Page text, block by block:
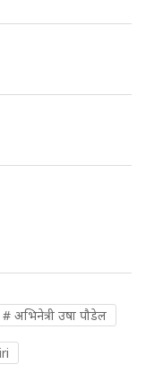
# अभिनेत्री उषा पौडेल